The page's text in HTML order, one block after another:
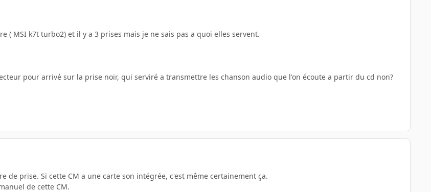
( MSI k7t turbo2) et il y a 3 prises mais je ne sais pas a quoi elles servent.
pour arrivé sur la prise noir, qui serviré a transmettre les chanson audio que l'on écoute a partir du cd non?
de prise. Si cette CM a une carte son intégrée, c'est même certainement ça.
de cette CM.